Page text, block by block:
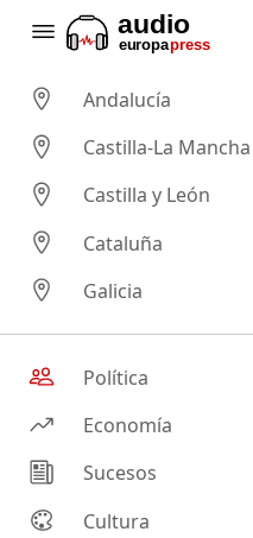
Andalucía
Castilla-La Mancha
Castilla y León
Cataluña
Galicia
Política
Economía
Sucesos
Cultura